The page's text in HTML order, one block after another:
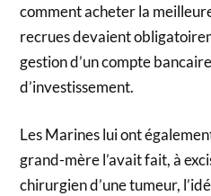
comment acheter la
recrues devaient
gestion d’un compte
d’investissement.
Les Marines lui ont
grand-mère l’avait fait, à
chirurgien d’une tumeur,